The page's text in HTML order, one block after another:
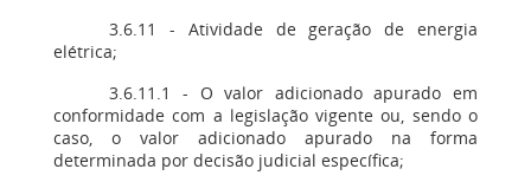
3.6.11 - Atividade de geração de energia
elétrica;
3.6.11.1 - O valor adicionado apurado em
conformidade com a legislação vigente ou, sendo o
caso, o valor adicionado apurado na forma
determinada por decisão judicial específica;